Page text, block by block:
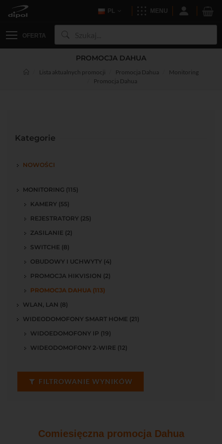
PL MENU
OFERTA
PROMOCJA DAHUA
Lista aktualnych promocji Promocja Dahua
Monitoring
Promocja Dahua
Kategorie
NOWOŚCI
MONITORING (115)
KAMERY (55)
REJESTRATORY (25)
ZASILANIE (2)
SWITCHE (8)
OBUDOWY I UCHWYTY (4)
PROMOCJA HIKVISION (2)
PROMOCJA DAHUA (113)
WLAN, LAN (8)
WIDEODOMOFONY SMART HOME (21)
WIDOEDOMOFONY IP (19)
WIDEODOMOFONY 2-WIRE (12)
FILTROWANIE WYNIKÓW
Comiesięczna promocja Dahua